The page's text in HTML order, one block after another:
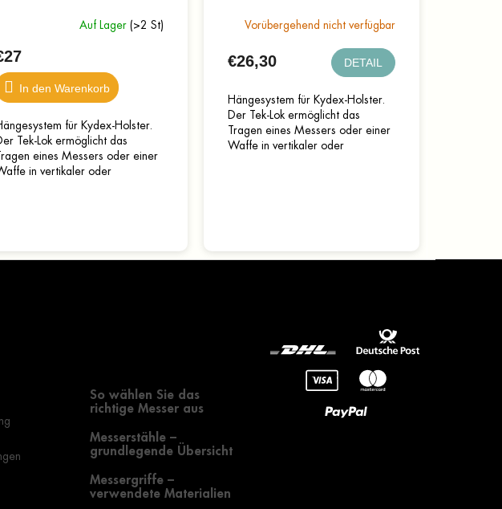
Auf Lager (>2 St)
In den Warenkorb
für Kydex-Holster.
Tek-Lok ermöglicht das
Tragen eines Messers oder einer
in vertikaler oder
Vorübergehend nicht verfügbar
€26,30 DETAIL
Hängesystem für Kydex-Holster.
Der Tek-Lok ermöglicht das
Tragen eines Messers oder einer
Waffe in vertikaler oder
So wählen Sie das
richtige Messer aus
Messerstähle –
grundlegende Übersicht
Messergriffe –
verwendete Materialien